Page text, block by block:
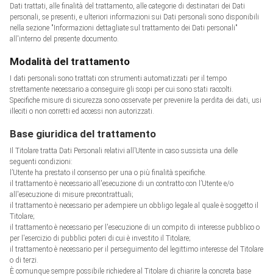
Dati trattati, alle finalità del trattamento, alle categorie di destinatari dei Dati
personali, se presenti, e ulteriori informazioni sui Dati personali sono disponibili
nella sezione "Informazioni dettagliate sul trattamento dei Dati personali"
all'interno del presente documento.
Modalità del trattamento
I dati personali sono trattati con strumenti automatizzati per il tempo
strettamente necessario a conseguire gli scopi per cui sono stati raccolti.
Specifiche misure di sicurezza sono osservate per prevenire la perdita dei dati, usi
illeciti o non corretti ed accessi non autorizzati.
Base giuridica del trattamento
Il Titolare tratta Dati Personali relativi all’Utente in caso sussista una delle
seguenti condizioni:
l’Utente ha prestato il consenso per una o più finalità specifiche.
il trattamento è necessario all'esecuzione di un contratto con l’Utente e/o
all'esecuzione di misure precontrattuali;
il trattamento è necessario per adempiere un obbligo legale al quale è soggetto il
Titolare;
il trattamento è necessario per l'esecuzione di un compito di interesse pubblico o
per l'esercizio di pubblici poteri di cui è investito il Titolare;
il trattamento è necessario per il perseguimento del legittimo interesse del Titolare
o di terzi.
È comunque sempre possibile richiedere al Titolare di chiarire la concreta base